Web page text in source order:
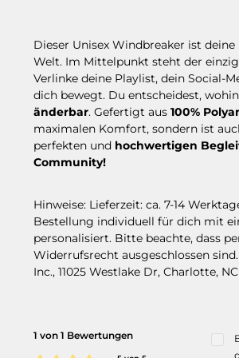
Dieser Unisex Windbreaker ist
Welt. Im Mittelpunkt steht der
Verlinke deine Playlist, dein Social-
dich bewegt. Du entscheidest,
änderbar. Gefertigt aus 100%
maximalen Komfort, sondern ist
perfekten und hochwertigen
Community!
Hinweise: Lieferzeit: ca. 7-14
Bestellung individuell für dich mit
personalisiert. Bitte beachte, dass
Widerrufsrecht ausgeschlossen
Inc., 11025 Westlake Dr, Charlotte,
1 von 1 Bewertungen